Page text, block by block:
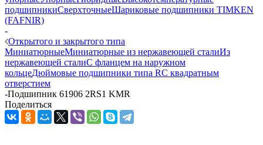
подшипникиСверхточныеШариковые подшипники TIMKEN
(FAFNIR)
-
Открытого и закрытого типа
МиниатюрныеМиниатюрные из нержавеющей сталиИз
нержавеющей сталиС фланцем на наружном
кольцеДюймовые подшипники типа RС квадратным
отверстием
-Подшипник 61906 2RS1 KMR
Поделиться